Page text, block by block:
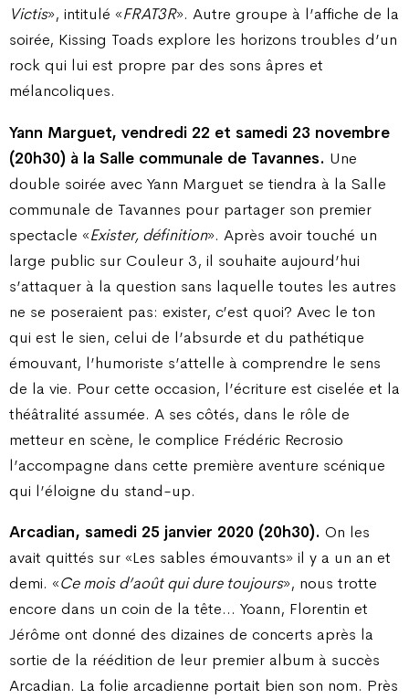
Victis», intitulé «FRAT3R». Autre groupe à l’affiche de la
soirée, Kissing Toads explore les horizons troubles d’un
rock qui lui est propre par des sons âpres et
mélancoliques.
Yann Marguet, vendredi 22 et samedi 23 novembre
(20h30) à la Salle communale de Tavannes. Une
double soirée avec Yann Marguet se tiendra à la Salle
communale de Tavannes pour partager son premier
spectacle «Exister, définition». Après avoir touché un
large public sur Couleur 3, il souhaite aujourd’hui
s’attaquer à la question sans laquelle toutes les autres
ne se poseraient pas: exister, c’est quoi? Avec le ton
qui est le sien, celui de l’absurde et du pathétique
émouvant, l’humoriste s’attelle à comprendre le sens
de la vie. Pour cette occasion, l’écriture est ciselée et la
théâtralité assumée. A ses côtés, dans le rôle de
metteur en scène, le complice Frédéric Recrosio
l’accompagne dans cette première aventure scénique
qui l’éloigne du stand-up.
Arcadian, samedi 25 janvier 2020 (20h30). On les
avait quittés sur «Les sables émouvants» il y a un an et
demi. «Ce mois d’août qui dure toujours», nous trotte
encore dans un coin de la tête… Yoann, Florentin et
Jérôme ont donné des dizaines de concerts après la
sortie de la réédition de leur premier album à succès
Arcadian. La folie arcadienne portait bien son nom. Près